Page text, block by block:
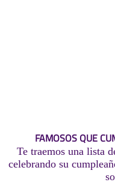
FAMOSOS QUE
Te traemos una lista
celebrando su